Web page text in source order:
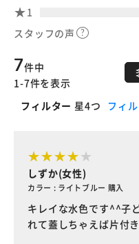
1
スタッフの声
7件中
1-7件を表示
フィルター 星4つ フィ
しずか(女性)
カラー : ライトブルー 購入
キレイな水色です^^子
れて蓋しちゃえば片付